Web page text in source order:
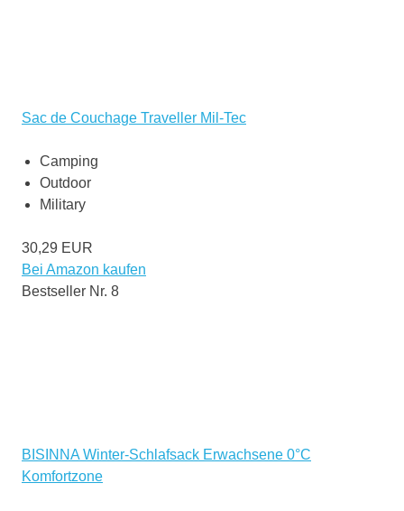
Sac de Couchage Traveller Mil-Tec
Camping
Outdoor
Military
30,29 EUR
Bei Amazon kaufen
Bestseller Nr. 8
BISINNA Winter-Schlafsack Erwachsene 0°C
Komfortzone